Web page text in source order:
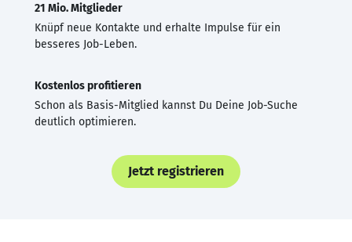
21 Mio. Mitglieder
Knüpf neue Kontakte und erhalte Impulse für ein
besseres Job-Leben.
Kostenlos profitieren
Schon als Basis-Mitglied kannst Du Deine Job-Suche
deutlich optimieren.
Jetzt registrieren